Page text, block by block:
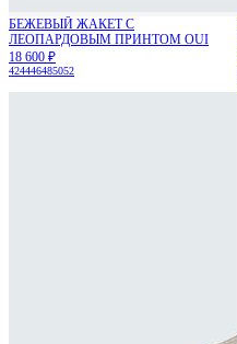
БЕЖЕВЫЙ ЖАКЕТ С
ЛЕОПАРДОВЫМ ПРИНТОМ OUI
18 600 ₽
424446485052